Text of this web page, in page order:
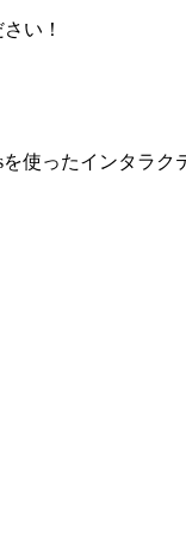
い！
使ったインタラク